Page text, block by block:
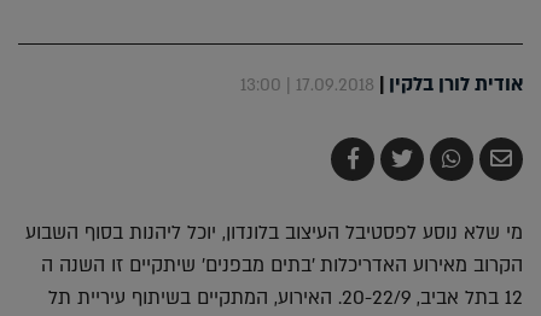
אודית לורן בלקין |
17.09.2018 | 13:00
שלח
בדואר
שתף
ב-
צייץ
ב-
שתף
ב-
מי שלא נוסע לפסטיבל העיצוב בלונדון, יוכל ליהנות בסוף השבוע
הקרוב מאירוע האדריכלות 'בתים מבפנים' שיתקיים זו השנה ה
12 בתל אביב, 20-22/9. האירוע, המתקיים בשיתוף עיריית תל